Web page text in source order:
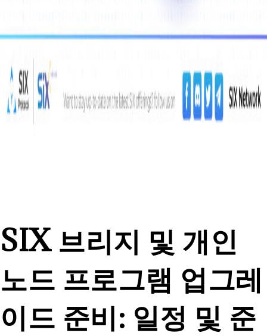
SIX 브리지 및 개인
노드 프로그램 업그레
이드 준비: 일정 및 준